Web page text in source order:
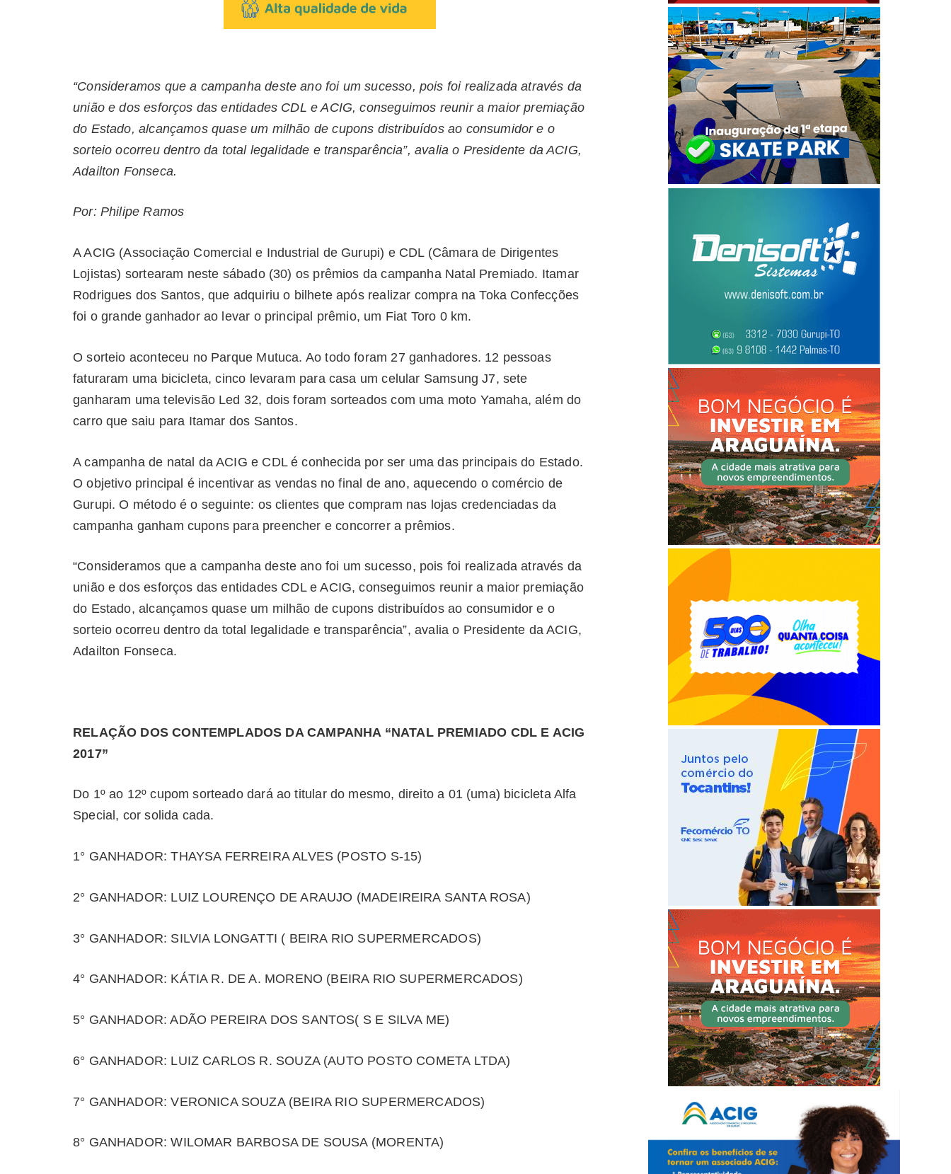
“Consideramos que a campanha deste ano foi um sucesso, pois foi realizada através da
união e dos esforços das entidades CDL e ACIG, conseguimos reunir a maior premiação
do Estado, alcançamos quase um milhão de cupons distribuídos ao consumidor e o
sorteio ocorreu dentro da total legalidade e transparência”, avalia o Presidente da ACIG,
Adailton Fonseca.
Por: Philipe Ramos
A ACIG (Associação Comercial e Industrial de Gurupi) e CDL (Câmara de Dirigentes
Lojistas) sortearam neste sábado (30) os prêmios da campanha Natal Premiado. Itamar
Rodrigues dos Santos, que adquiriu o bilhete após realizar compra na Toka Confecções
foi o grande ganhador ao levar o principal prêmio, um Fiat Toro 0 km.
O sorteio aconteceu no Parque Mutuca. Ao todo foram 27 ganhadores. 12 pessoas
faturaram uma bicicleta, cinco levaram para casa um celular Samsung J7, sete
ganharam uma televisão Led 32, dois foram sorteados com uma moto Yamaha, além do
carro que saiu para Itamar dos Santos.
A campanha de natal da ACIG e CDL é conhecida por ser uma das principais do Estado.
O objetivo principal é incentivar as vendas no final de ano, aquecendo o comércio de
Gurupi. O método é o seguinte: os clientes que compram nas lojas credenciadas da
campanha ganham cupons para preencher e concorrer a prêmios.
“Consideramos que a campanha deste ano foi um sucesso, pois foi realizada através da
união e dos esforços das entidades CDL e ACIG, conseguimos reunir a maior premiação
do Estado, alcançamos quase um milhão de cupons distribuídos ao consumidor e o
sorteio ocorreu dentro da total legalidade e transparência”, avalia o Presidente da ACIG,
Adailton Fonseca.
RELAÇÃO DOS CONTEMPLADOS DA CAMPANHA “NATAL PREMIADO CDL E ACIG
2017”
Do 1º ao 12º cupom sorteado dará ao titular do mesmo, direito a 01 (uma) bicicleta Alfa
Special, cor solida cada.
1° GANHADOR: THAYSA FERREIRA ALVES (POSTO S-15)
2° GANHADOR: LUIZ LOURENÇO DE ARAUJO (MADEIREIRA SANTA ROSA)
3° GANHADOR: SILVIA LONGATTI ( BEIRA RIO SUPERMERCADOS)
4° GANHADOR: KÁTIA R. DE A. MORENO (BEIRA RIO SUPERMERCADOS)
5° GANHADOR: ADÃO PEREIRA DOS SANTOS( S E SILVA ME)
6° GANHADOR: LUIZ CARLOS R. SOUZA (AUTO POSTO COMETA LTDA)
7° GANHADOR: VERONICA SOUZA (BEIRA RIO SUPERMERCADOS)
8° GANHADOR: WILOMAR BARBOSA DE SOUSA (MORENTA)